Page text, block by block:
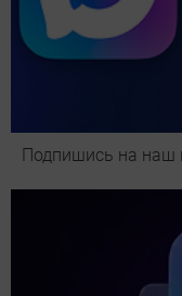
Подпишись на наш